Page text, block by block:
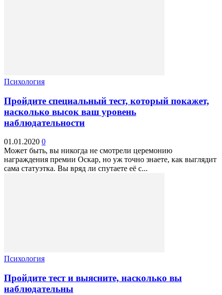
Психология
Пройдите специальный тест, который покажет,
насколько высок ваш уровень
наблюдательности
01.01.2020 0
Может быть, вы никогда не смотрели церемонию
награждения премии Оскар, но уж точно знаете, как выглядит
сама статуэтка. Вы вряд ли спутаете её с...
Психология
Пройдите тест и выясните, насколько вы
наблюдательны